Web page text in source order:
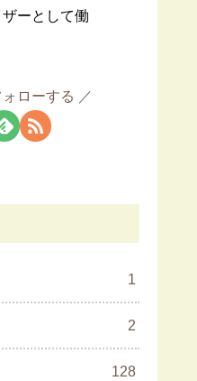
ーとして働
ローする
1
2
128